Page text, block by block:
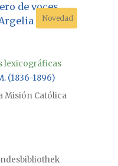
de voces
Novedad
lexicográficas
(1836-1896)
Misión Católica